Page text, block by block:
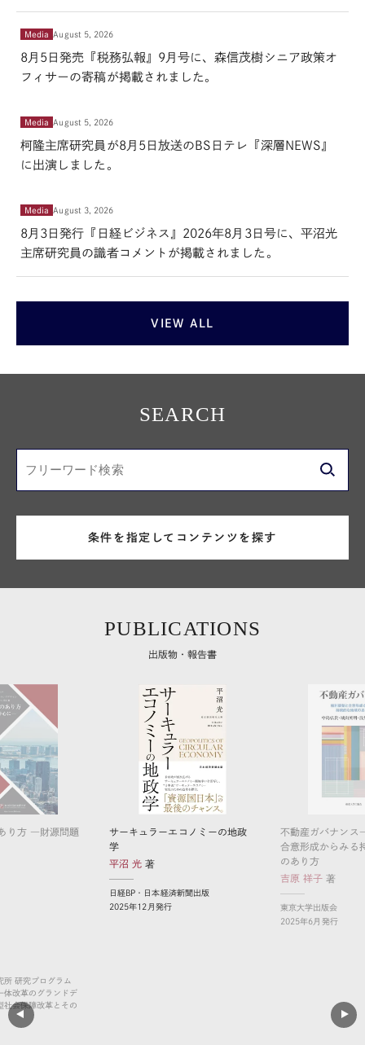
Media August 5, 2026
8月5日発売『税務弘報』9月号に、森信茂樹シニア政策オ
フィサーの寄稿が掲載されました。
Media August 5, 2026
柯隆主席研究員が8月5日放送のBS日テレ『深層NEWS』
に出演しました。
Media August 3, 2026
8月3日発行『日経ビジネス』2026年8月3日号に、平沼光
主席研究員の識者コメントが掲載されました。
VIEW ALL
SEARCH
条件を指定してコンテンツを探す
PUBLICATIONS
出版物・報告書
り方 ―財源問題
所 研究プログラム
体改革のグランドデ
会保障改革とその
サーキュラーエコノミーの地政
学
平沼 光
日経BP・日本経済新聞出版
2025年12月発行
不動産ガバナンス
合意形成からみる
のあり方
吉原 祥子
東京大学出版会
2025年6月発行